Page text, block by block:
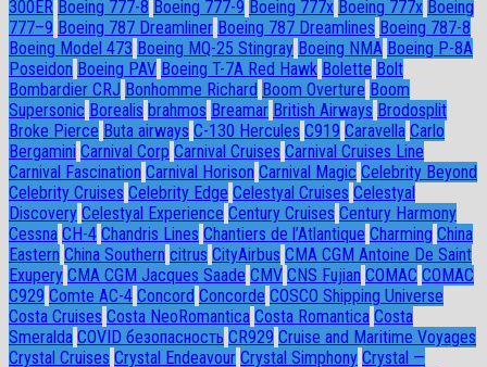
300ER Boeing 777-8 Boeing 777-9 Boeing 777x Boeing 777х Boeing
777–9 Boeing 787 Dreamliner Boeing 787 Dreamlines Boeing 787-8
Boeing Model 473 Boeing MQ-25 Stingray Boeing NMA Boeing P-8A
Poseidon Boeing PAV Boeing T-7A Red Hawk Bolette Bolt
Bombardier CRJ Bonhomme Richard Boom Overture Boom
Supersonic Borealis brahmos Breamar British Airways Brodosplit
Broke Pierce Buta airways C-130 Hercules C919 Caravella Carlo
Bergamini Carnival Corp Carnival Cruises Carnival Cruises Line
Carnival Fascination Carnival Horison Carnival Magic Celebrity Beyond
Celebrity Cruises Celebrity Edge Celestyal Cruises Celestyal
Discovery Celestyal Experience Century Cruises Century Harmony
Cessna CH-4 Chandris Lines Chantiers de l’Atlantique Charming China
Eastern China Southern citrus CityAirbus CMA CGM Antoine De Saint
Exupery CMA CGM Jacques Saade CMV CNS Fujian COMAC COMAC
C929 Comte AC-4 Concord Concorde COSCO Shipping Universe
Costa Cruises Costa NeoRomantica Costa Romantica Costa
Smeralda COVID безопасность CR929 Cruise and Maritime Voyages
Crystal Cruises Crystal Endeavour Crystal Simphony Crystal —